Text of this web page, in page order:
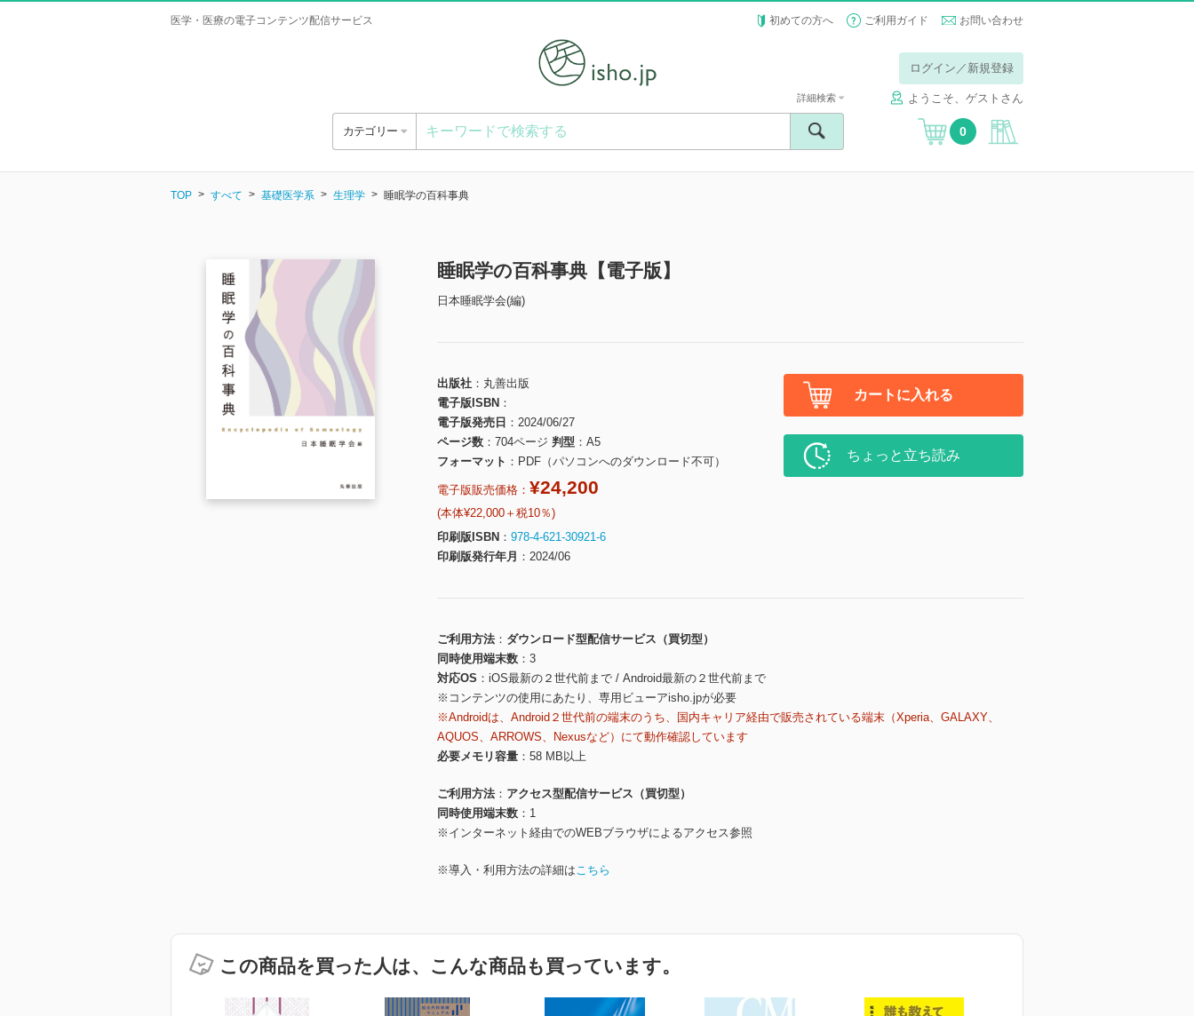
医学・医療の電子コンテンツ配信サービス 初めての方へ ご利用ガイド お問い合わせ
ログイン／新規登録
ようこそ、ゲストさん
カテゴリー
詳細検索
0
TOP すべて 基礎医学系 生理学 睡眠学の百科事典
睡眠学の百科事典【電子版】
日本睡眠学会(編)
出版社
丸善出版
電子版ISBN
電子版発売日
2024/06/27
ページ数
704ページ 判型
A5
フォーマット
PDF（パソコンへのダウンロード不可）
電子版販売価格： ¥24,200
(本体¥22,000＋税10％)
印刷版ISBN
978-4-621-30921-6
印刷版発行年月
2024/06
カートに入れる
ちょっと立ち読み
ご利用方法
ダウンロード型配信サービス（買切型）
同時使用端末数
3
対応OS
iOS最新の２世代前まで / Android最新の２世代前まで
※コンテンツの使用にあたり、専用ビューアisho.jpが必要
※Androidは、Android２世代前の端末のうち、国内キャリア経由で販売されている端末（Xperia、GALAXY、
AQUOS、ARROWS、Nexusなど）にて動作確認しています
必要メモリ容量
58 MB以上
ご利用方法
アクセス型配信サービス（買切型）
同時使用端末数
1
※インターネット経由でのWEBブラウザによるアクセス参照
※導入・利用方法の詳細はこちら
この商品を買った人は、こんな商品も買っています。